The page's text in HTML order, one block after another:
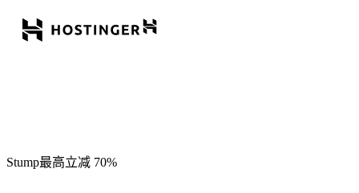
Stump最高立减 70%